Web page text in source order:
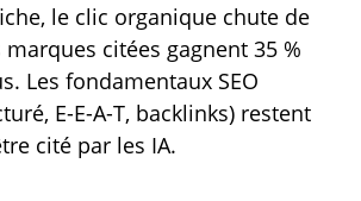
le clic organique chute de
marques citées gagnent 35 %
Les fondamentaux SEO
E-E-A-T, backlinks) restent
cité par les IA.